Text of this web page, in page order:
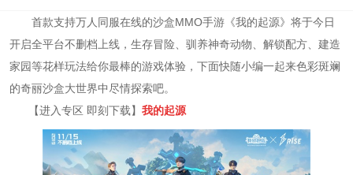
首款支持万人同服在线的沙盒MMO手游《我的起源》将于今日
开启全平台不删档上线，生存冒险、驯养神奇动物、解锁配方、建造
家园等花样玩法给你最棒的游戏体验，下面快随小编一起来色彩斑斓
的奇丽沙盒大世界中尽情探索吧。
【进入专区 即刻下载】 我的起源